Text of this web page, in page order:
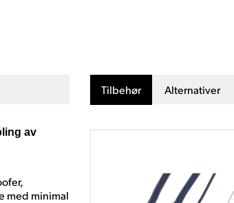
av
med minimal
Tilbehør Alternativer